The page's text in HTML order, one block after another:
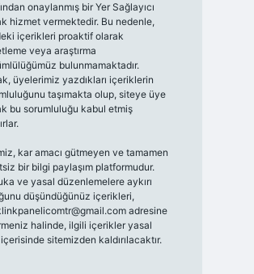
onaylanmış bir Yer Sağlayıcı
hizmet vermektedir. Bu nedenle,
içerikleri proaktif olarak
veya araştırma
bulunmamaktadır.
üyelerimiz yazdıkları içeriklerin
taşımakta olup, siteye üye
bu sorumluluğu kabul etmiş
kar amacı gütmeyen ve tamamen
bir bilgi paylaşım platformudur.
ve yasal düzenlemelere aykırı
düşündüğünüz içerikleri,
adresine
halinde, ilgili içerikler yasal
sitemizden kaldırılacaktır.